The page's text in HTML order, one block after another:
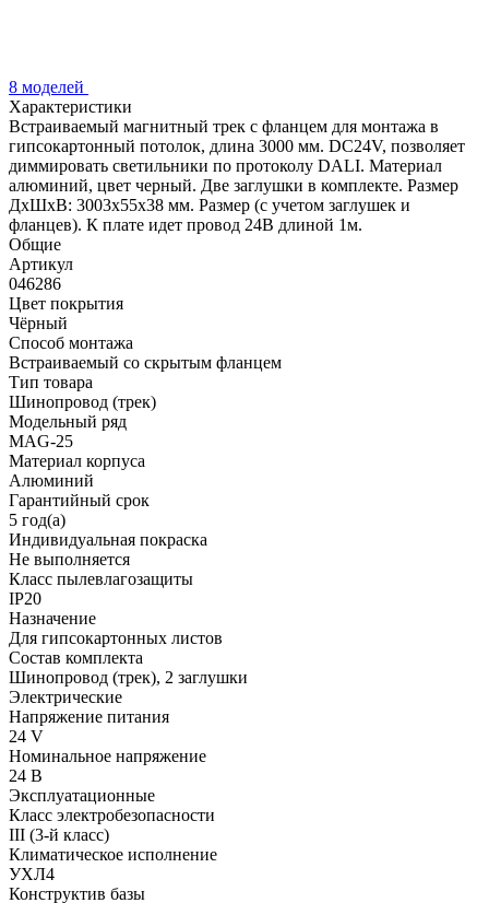
8 моделей
Характеристики
Встраиваемый магнитный трек с фланцем для монтажа в
гипсокартонный потолок, длина 3000 мм. DC24V, позволяет
диммировать светильники по протоколу DALI. Материал
алюминий, цвет черный. Две заглушки в комплекте. Размер
ДxШxВ: 3003x55x38 мм. Размер (с учетом заглушек и
фланцев). К плате идет провод 24В длиной 1м.
Общие
Артикул
046286
Цвет покрытия
Чёрный
Способ монтажа
Встраиваемый со скрытым фланцем
Тип товара
Шинопровод (трек)
Модельный ряд
MAG-25
Материал корпуса
Алюминий
Гарантийный срок
5 год(а)
Индивидуальная покраска
Не выполняется
Класс пылевлагозащиты
IP20
Назначение
Для гипсокартонных листов
Состав комплекта
Шинопровод (трек), 2 заглушки
Электрические
Напряжение питания
24 V
Номинальное напряжение
24 В
Эксплуатационные
Класс электробезопасности
III (3-й класс)
Климатическое исполнение
УХЛ4
Конструктив базы